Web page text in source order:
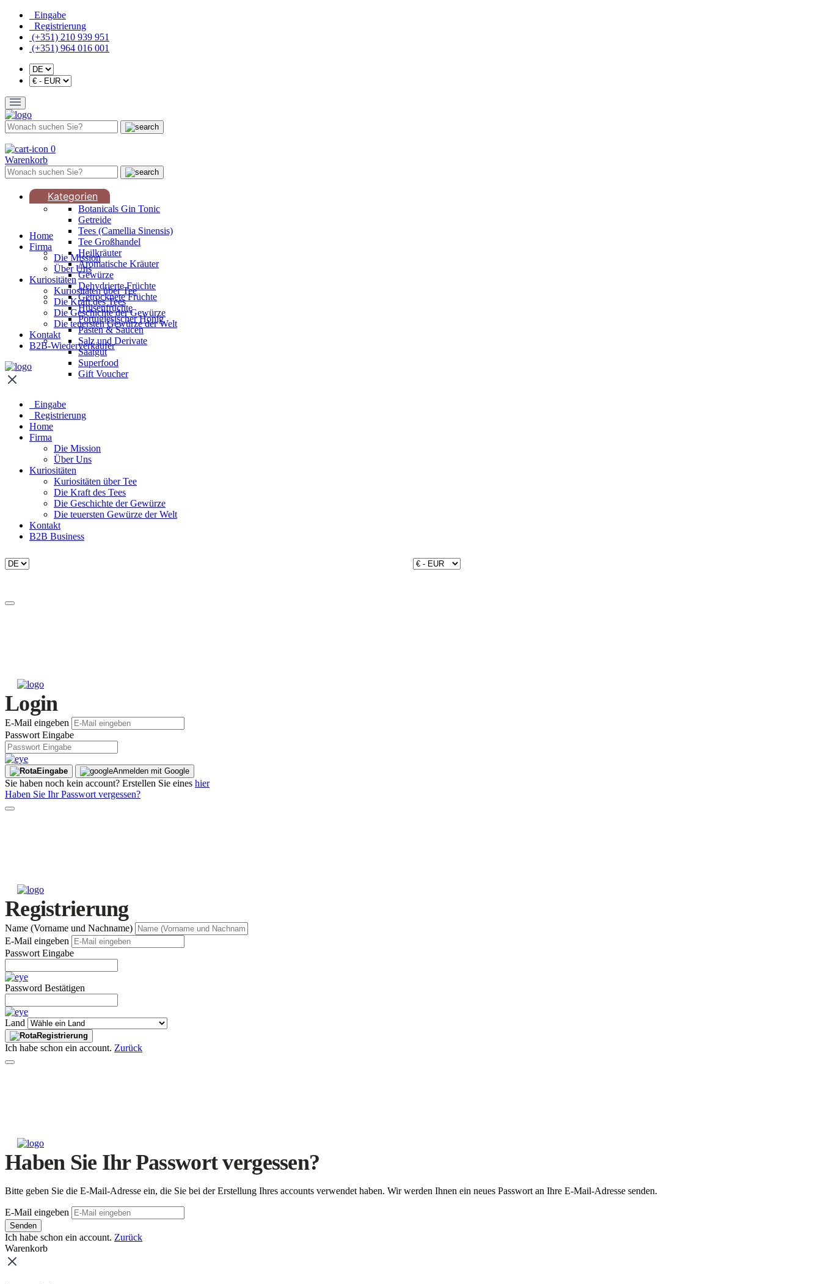
Eingabe
Registrierung
(+351) 210 939 951
(+351) 964 016 001
0
Warenkorb
Kategorien
Botanicals Gin Tonic
Getreide
Tees (Camellia Sinensis)
Tee Großhandel
Heilkräuter
Aromatische Kräuter
Gewürze
Dehydrierte Früchte
Getrocknete Früchte
Hülsenfrüchte
Portugiesischer Honig
Pasten & Saucen
Salz und Derivate
Saatgut
Superfood
Gift Voucher
Home
Firma
Die Mission
Über Uns
Kuriositäten
Kuriositäten über Tee
Die Kraft des Tees
Die Geschichte der Gewürze
Die teuersten Gewürze der Welt
Kontakt
B2B-Wiederverkäufer
Eingabe
Registrierung
Home
Firma
Die Mission
Über Uns
Kuriositäten
Kuriositäten über Tee
Die Kraft des Tees
Die Geschichte der Gewürze
Die teuersten Gewürze der Welt
Kontakt
B2B Business
Login
E-Mail eingeben
Passwort Eingabe
Eingabe Anmelden mit Google
Sie haben noch kein account? Erstellen Sie eines hier
Haben Sie Ihr Passwort vergessen?
Registrierung
Name (Vorname und Nachname)
E-Mail eingeben
Passwort Eingabe
Password Bestätigen
Land
Registrierung
Ich habe schon ein account. Zurück
Haben Sie Ihr Passwort vergessen?
Bitte geben Sie die E-Mail-Adresse ein, die Sie bei der Erstellung Ihres accounts verwendet haben. Wir werden Ihnen ein neues Passwort an Ihre E-Mail-Adresse senden.
E-Mail eingeben
Senden
Ich habe schon ein account. Zurück
Warenkorb